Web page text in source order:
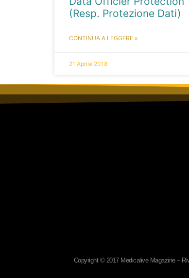
(Resp. Protezione Dati)
CONTINUA A LEGGERE »
21 Aprile 2018
Copyright © 2017 Medicalive Magazine –